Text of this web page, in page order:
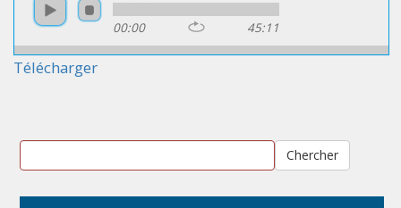
00:00 45:11
Télécharger
Chercher